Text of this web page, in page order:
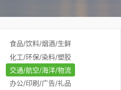
食品/饮料/烟酒/生鲜
化工/环保/染料/塑胶
交通/航空/海洋/物流
办公/印刷/广告/礼品